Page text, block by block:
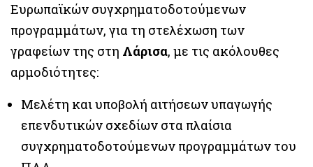
Ευρωπαϊκών συγχρηματοδοτούμενων
προγραμμάτων, για τη στελέχωση των
γραφείων της στη Λάρισα, με τις ακόλουθες
αρμοδιότητες:
Μελέτη και υποβολή αιτήσεων υπαγωγής
επενδυτικών σχεδίων στα πλαίσια
συγχρηματοδοτούμενων προγραμμάτων του